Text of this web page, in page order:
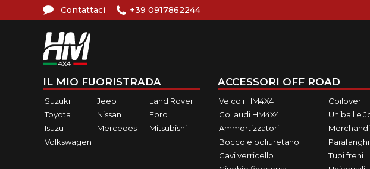
Contattaci +39 0917862244
IL MIO FUORISTRADA
Suzuki Jeep
Land Rover
Toyota
Nissan
Ford
Isuzu
Mercedes
Mitsubishi
Volkswagen
ACCESSORI OFF ROAD
Veicoli HM4X4
Collaudi HM4X4
Ammortizzatori
Boccole poliuretano
Cavi verricello
Coilover
Uniball e
Parafanghi
Tubi freni